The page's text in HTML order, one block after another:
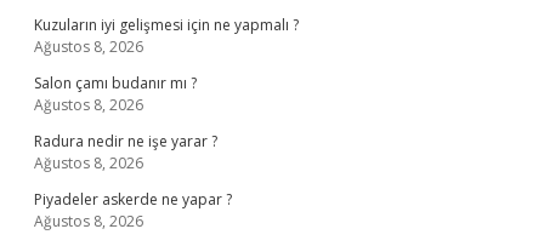
Kuzuların iyi gelişmesi için ne yapmalı ?
Ağustos 8, 2026
Salon çamı budanır mı ?
Ağustos 8, 2026
Radura nedir ne işe yarar ?
Ağustos 8, 2026
Piyadeler askerde ne yapar ?
Ağustos 8, 2026